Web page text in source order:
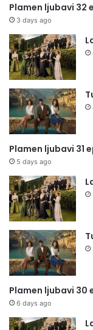
Plamen ljubavi 32
3 days ago
Plamen ljubavi 31
5 days ago
Plamen ljubavi 30
6 days ago